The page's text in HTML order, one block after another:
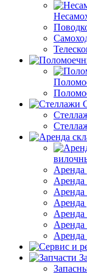
Аренда
Аренда
Аренда
Аренда
Аренда
Аренда
Аренда